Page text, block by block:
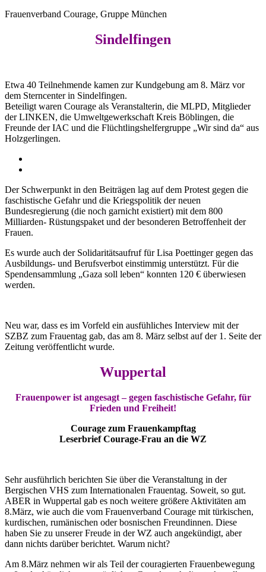
Frauenverband Courage, Gruppe München
Sindelfingen
Etwa 40 Teilnehmende kamen zur Kundgebung am 8. März vor
dem Sterncenter in Sindelfingen.
Beteiligt waren Courage als Veranstalterin, die MLPD, Mitglieder
der LINKEN, die Umweltgewerkschaft Kreis Böblingen, die
Freunde der IAC und die Flüchtlingshelfergruppe „Wir sind da“ aus
Holzgerlingen.
Der Schwerpunkt in den Beiträgen lag auf dem Protest gegen die
faschistische Gefahr und die Kriegspolitik der neuen
Bundesregierung (die noch garnicht existiert) mit dem 800
Milliarden- Rüstungspaket und der besonderen Betroffenheit der
Frauen.
Es wurde auch der Solidaritätsaufruf für Lisa Poettinger gegen das
Ausbildungs- und Berufsverbot einstimmig unterstützt. Für die
Spendensammlung „Gaza soll leben“ konnten 120 € überwiesen
werden.
Neu war, dass es im Vorfeld ein ausfühliches Interview mit der
SZBZ zum Frauentag gab, das am 8. März selbst auf der 1. Seite der
Zeitung veröffentlicht wurde.
Wuppertal
Frauenpower ist angesagt – gegen faschistische Gefahr, für
Frieden und Freiheit!
Courage zum Frauenkampftag
Leserbrief Courage-Frau an die WZ
Sehr ausführlich berichten Sie über die Veranstaltung in der
Bergischen VHS zum Internationalen Frauentag. Soweit, so gut.
ABER in Wuppertal gab es noch weitere größere Aktivitäten am
8.März, wie auch die vom Frauenverband Courage mit türkischen,
kurdischen, rumänischen oder bosnischen Freundinnen. Diese
haben Sie zu unserer Freude in der WZ auch angekündigt, aber
dann nichts darüber berichtet. Warum nicht?
Am 8.März nehmen wir als Teil der couragierten Frauenbewegung